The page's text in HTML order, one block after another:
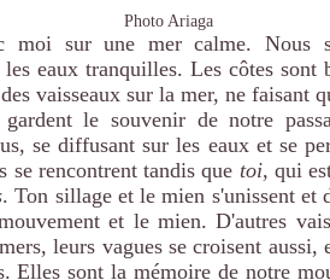
Photo Ariaga
moi sur une mer calme. Nous
eaux tranquilles. Les côtes sont
vaisseaux sur la mer, ne faisant
le souvenir de notre
se diffusant sur les eaux et se
se rencontrent tandis que toi, qui
. Ton sillage et le mien s'unissent et
et le mien. D'autres
leurs vagues se croisent aussi,
Elles sont la mémoire de notre